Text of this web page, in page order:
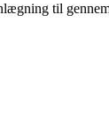
til